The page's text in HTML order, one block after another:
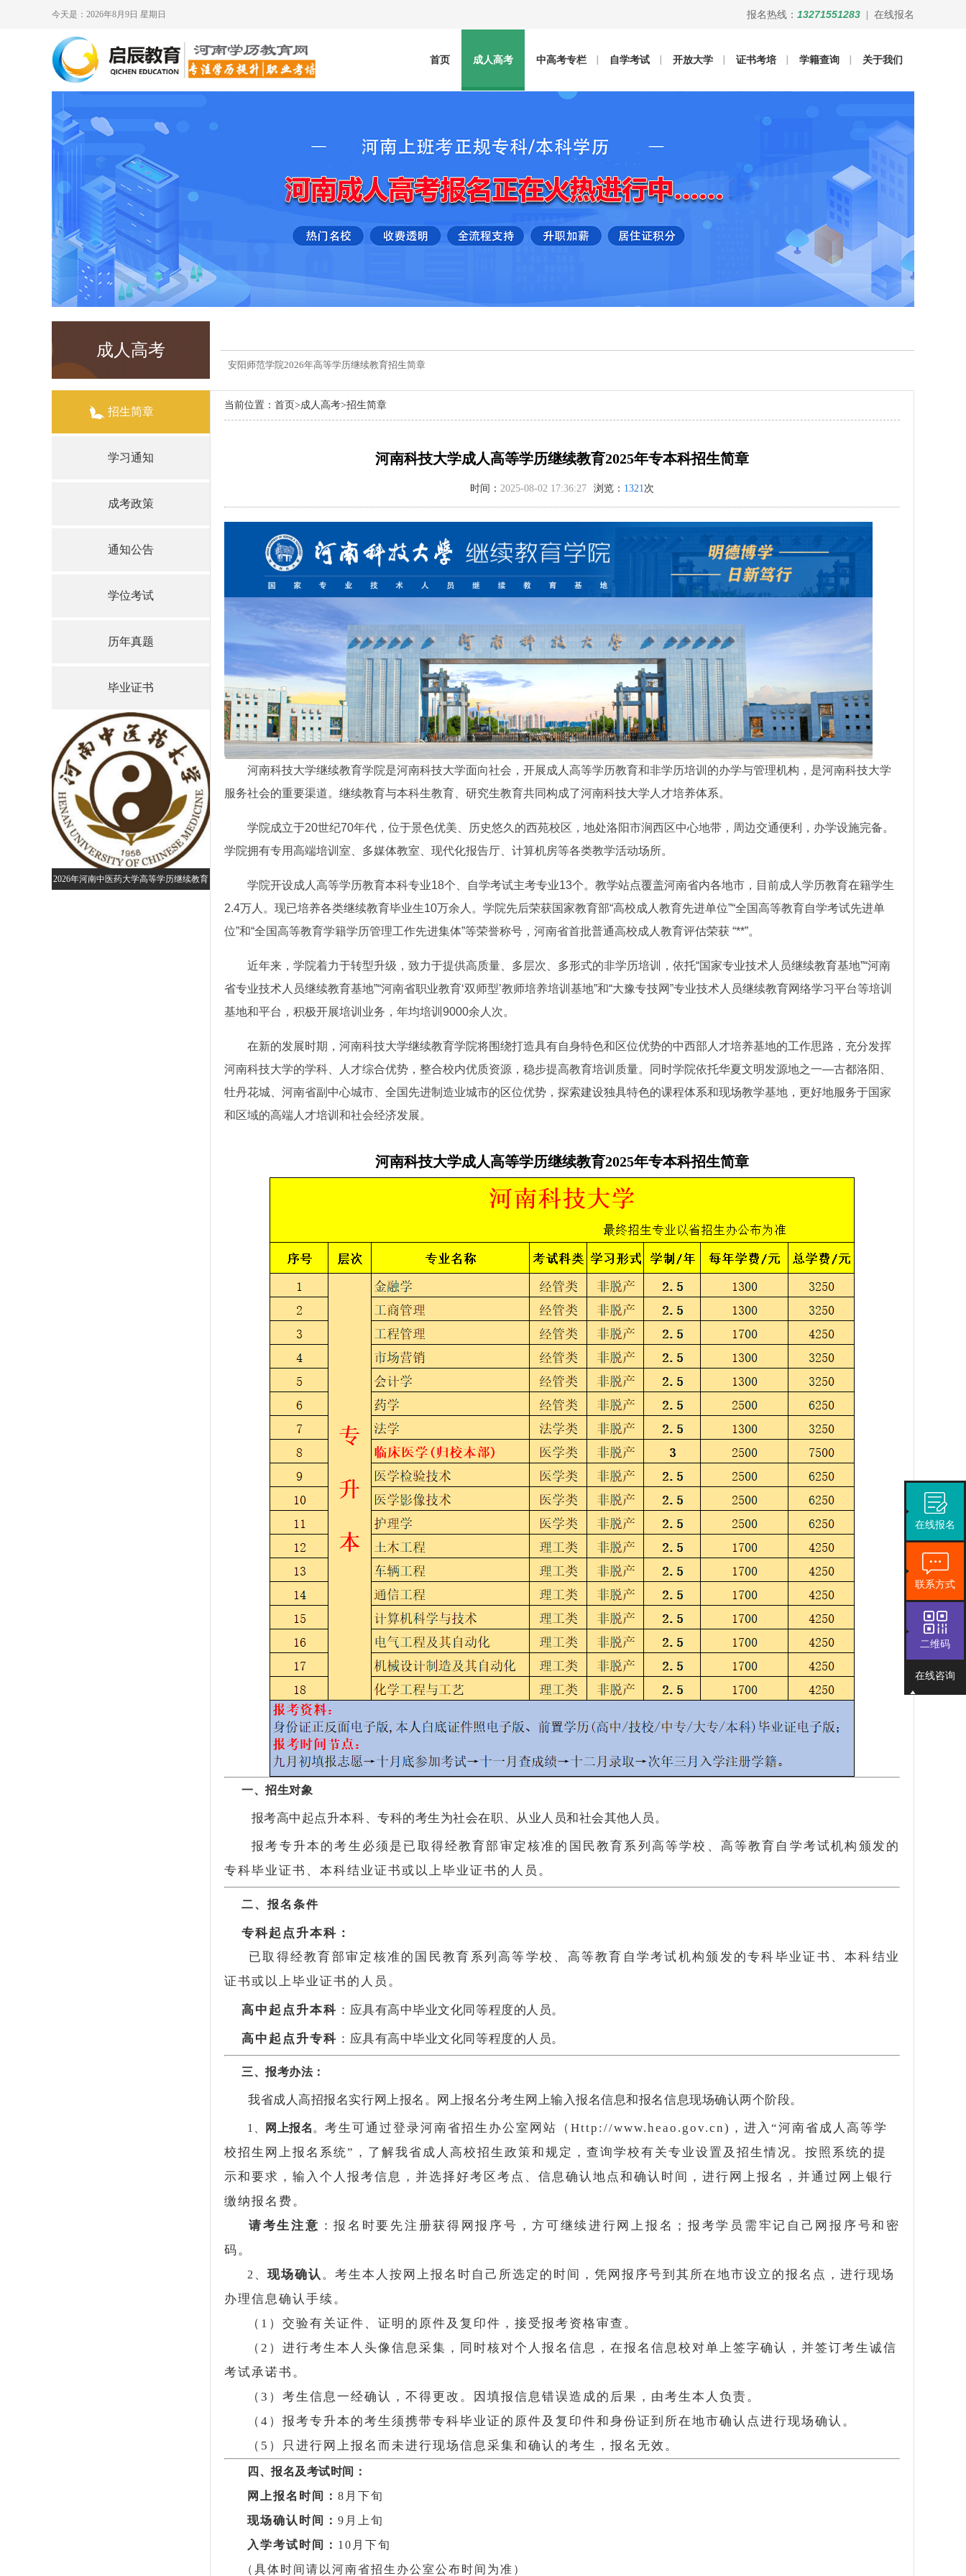
今天是：2026年8月9日 星期日 报名热线： 13271551283 在线报名
首页 成人高考 中高考专栏 自学考试 开放大学 证书考培 学籍查询 关于我们
成人高考
安阳师范学院2026年高等学历继续教育招生简章
招生简章
学习通知
成考政策
通知公告
学位考试
历年真题
毕业证书
2026年河南中医药大学高等学历继续教育 黄河交通学院成人高等学历继续教育2025
年专本科招生简章
南阳师范学院成人高等学历继续教育2025
年专本科招生简章
河南大学成人高等学历继续教育2025年专
本科招生简章
豫北医学院成人高等学历继续教育2025年
专本科招生简章
当前位置： 首页>成人高考>招生简章
河南科技大学成人高等学历继续教育2025年专本科招生简章
时间： 2025-08-02 17:36:27 浏览： 1321次
河南科技大学继续教育学院是河南科技大学面向社会，开展成人高等学历教育和非学历培训的办学与管理机构，是河南科技大学
服务社会的重要渠道。继续教育与本科生教育、研究生教育共同构成了河南科技大学人才培养体系。
学院成立于20世纪70年代，位于景色优美、历史悠久的西苑校区，地处洛阳市涧西区中心地带，周边交通便利，办学设施完备。
学院拥有专用高端培训室、多媒体教室、现代化报告厅、计算机房等各类教学活动场所。
学院开设成人高等学历教育本科专业18个、自学考试主考专业13个。教学站点覆盖河南省内各地市，目前成人学历教育在籍学生
2.4万人。现已培养各类继续教育毕业生10万余人。学院先后荣获国家教育部“高校成人教育先进单位”“全国高等教育自学考试先进单
位”和“全国高等教育学籍学历管理工作先进集体”等荣誉称号，河南省首批普通高校成人教育评估荣获 “**”。
近年来，学院着力于转型升级，致力于提供高质量、多层次、多形式的非学历培训，依托“国家专业技术人员继续教育基地”“河南
省专业技术人员继续教育基地”“河南省职业教育‘双师型’教师培养培训基地”和“大豫专技网”专业技术人员继续教育网络学习平台等培训
基地和平台，积极开展培训业务，年均培训9000余人次。
在新的发展时期，河南科技大学继续教育学院将围绕打造具有自身特色和区位优势的中西部人才培养基地的工作思路，充分发挥
河南科技大学的学科、人才综合优势，整合校内优质资源，稳步提高教育培训质量。同时学院依托华夏文明发源地之一—古都洛阳、
牡丹花城、河南省副中心城市、全国先进制造业城市的区位优势，探索建设独具特色的课程体系和现场教学基地，更好地服务于国家
和区域的高端人才培训和社会经济发展。
河南科技大学成人高等学历继续教育2025年专本科招生简章
一、招生对象
报考高中起点升本科、专科的考生为社会在职、从业人员和社会其他人员。
报考专升本的考生必须是已取得经教育部审定核准的国民教育系列高等学校、高等教育自学考试机构颁发的
专科毕业证书、本科结业证书或以上毕业证书的人员。
二、报名条件
专科起点升本科：
已取得经教育部审定核准的国民教育系列高等学校、高等教育自学考试机构颁发的专科毕业证书、本科结业
证书或以上毕业证书的人员。
高中起点升本科 ：应具有高中毕业文化同等程度的人员。
高中起点升专科 ：应具有高中毕业文化同等程度的人员。
三、报考办法：
我省成人高招报名实行网上报名。网上报名分考生网上输入报名信息和报名信息现场确认两个阶段。
1、 网上报名 。 考生可通过登录河南省招生办公室网站（Http://www.heao.gov.cn)，进入“河南省成人高等学
校招生网上报名系统”，了解我省成人高校招生政策和规定，查询学校有关专业设置及招生情况。按照系统的提
示和要求，输入个人报考信息，并选择好考区考点、信息确认地点和确认时间，进行网上报名，并通过网上银行
缴纳报名费。
请考生注意 ：报名时要先注册获得网报序号，方可继续进行网上报名；报考学员需牢记自己网报序号和密
码。
2、 现场确认 。 考生本人按网上报名时自己所选定的时间，凭网报序号到其所在地市设立的报名点，进行现场
办理信息确认手续。
（1）交验有关证件、证明的原件及复印件，接受报考资格审查。
（2）进行考生本人头像信息采集，同时核对个人报名信息，在报名信息校对单上签字确认，并签订考生诚信
考试承诺书。
（3）考生信息一经确认，不得更改。因填报信息错误造成的后果，由考生本人负责。
（4）报考专升本的考生须携带专科毕业证的原件及复印件和身份证到所在地市确认点进行现场确认。
（5）只进行网上报名而未进行现场信息采集和确认的考生，报名无效。
四、报名及考试时间：
网上报名时间： 8月下旬
现场确认时间： 9月上旬
入学考试时间： 10月下旬
（具体时间请以河南省招生办公室公布时间为准）
在线报名
联系方式
二维码
在线咨询